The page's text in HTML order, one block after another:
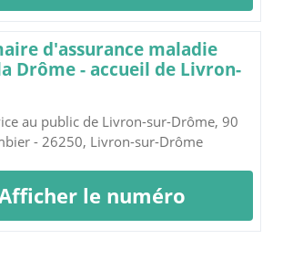
d'assurance maladie
Drôme - accueil de Livron-
au public de Livron-sur-Drôme, 90
- 26250, Livron-sur-Drôme
le numéro